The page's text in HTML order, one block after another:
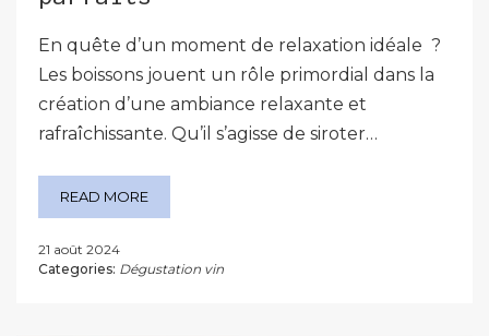
En quête d’un moment de relaxation idéale ?
Les boissons jouent un rôle primordial dans la
création d’une ambiance relaxante et
rafraîchissante. Qu’il s’agisse de siroter…
READ MORE
21 août 2024
Categories: Dégustation vin